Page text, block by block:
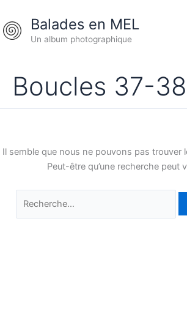
au
contenu
Balades en MEL
Un album photographique
Boucles 37-
Il semble que nous ne pouvons pas trouver
Peut-être qu’une recherche peut